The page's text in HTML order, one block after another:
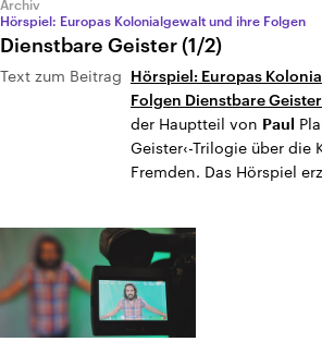
Archiv
Hörspiel: Europas Kolonialgewalt und ihre Folgen
Dienstbare Geister (1/2)
Text zum Beitrag Hörspiel: Europas
Folgen Dienstbare
der Hauptteil von Paul
Geister‹-Trilogie über die
Fremden. Das Hörspiel